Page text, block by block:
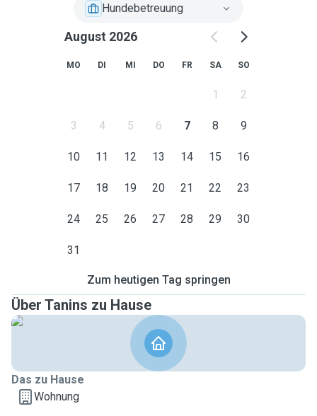
Hundebetreuung
August 2026
MO DI MI DO FR SA SO
1 2
3 4 5 6 7 8 9
10 11 12 13 14 15 16
17 18 19 20 21 22 23
24 25 26 27 28 29 30
31
Zum heutigen Tag springen
Über Tanins zu Hause
Das zu Hause
Wohnung